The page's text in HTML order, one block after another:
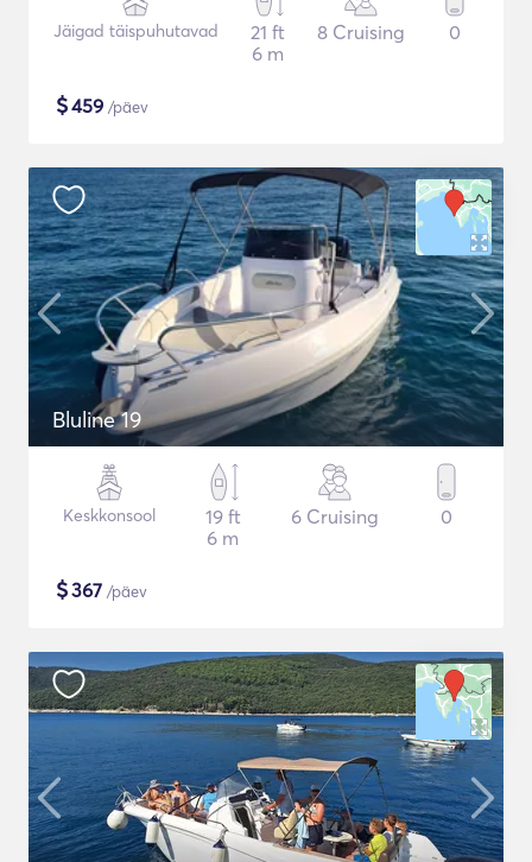
Jäigad täispuhutavad
21 ft
6 m
8 Cruising 0
$459 /päev
Bluline 19
Keskkonsool
19 ft
6 m
6 Cruising 0
$367 /päev